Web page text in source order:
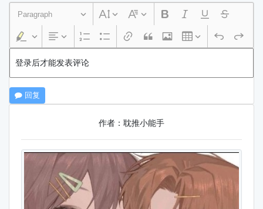
Paragraph
登录后才能发表评论
回复
作者：耽推小能手